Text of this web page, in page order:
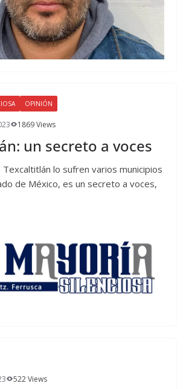
OPINIÓN
1869 Views
un secreto a voces
Texcaltitlán lo sufren varios municipios
de México, es un secreto a voces,
522 Views